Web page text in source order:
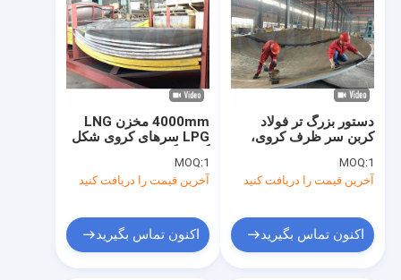
4000mm مخزن LNG
LPG سرهای کروی شکل
ظروف توریسفیری
MOQ:1
آخرین قیمت را دریافت کنید
اکنون تماس بگیرید
دستور بزرگ تر فولاد
کربن سر ظرف کروی،
MOQ:1
آخرین قیمت را دریافت کنید
اکنون تماس بگیرید